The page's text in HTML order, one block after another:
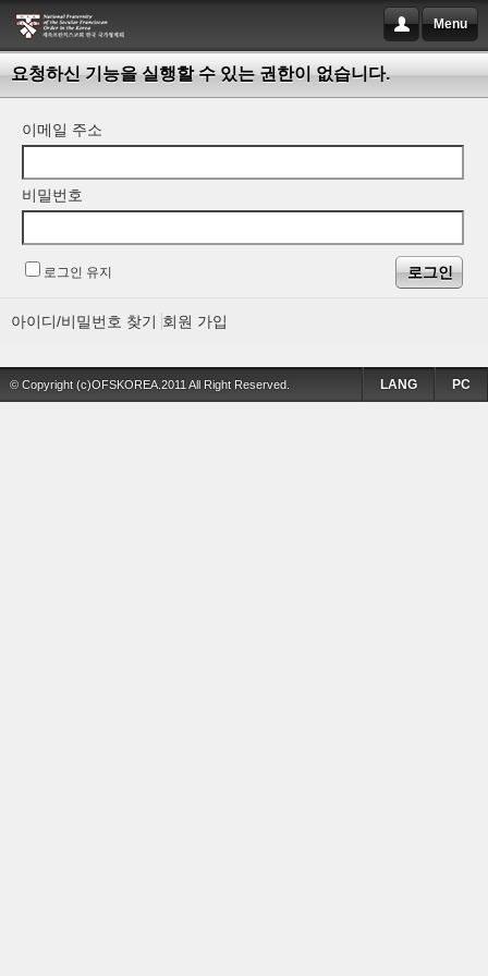
Menu
요청하신 기능을 실행할 수 있는 권한이 없습니다.
이메일 주소
비밀번호
로그인 유지
아이디/비밀번호 찾기 회원 가입
© Copyright (c)OFSKOREA.2011 All Right Reserved. PC
LANG